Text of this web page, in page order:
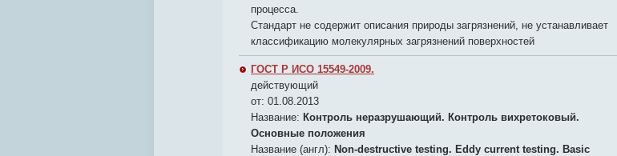
процесса.
Стандарт не содержит описания природы загрязнений, не устанавливает
классификацию молекулярных загрязнений поверхностей
ГОСТ Р ИСО 15549-2009.
действующий
от: 01.08.2013
Название: Контроль неразрушающий. Контроль вихретоковый.
Основные положения
Название (англ): Non-destructive testing. Eddy current testing. Basic